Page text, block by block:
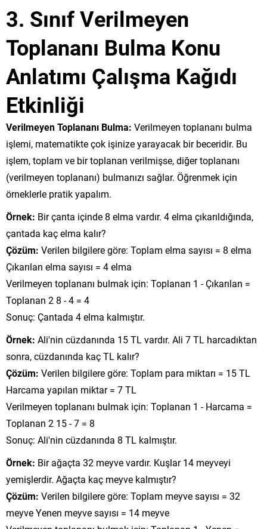
3. Sınıf Verilmeyen
Toplananı Bulma Konu
Anlatımı Çalışma Kağıdı
Etkinliği
Verilmeyen Toplananı Bulma: Verilmeyen toplananı bulma
işlemi, matematikte çok işinize yarayacak bir beceridir. Bu
işlem, toplam ve bir toplanan verilmişse, diğer toplananı
(verilmeyen toplananı) bulmanızı sağlar. Öğrenmek için
örneklerle pratik yapalım.
Örnek: Bir çanta içinde 8 elma vardır. 4 elma çıkarıldığında,
çantada kaç elma kalır?
Çözüm: Verilen bilgilere göre: Toplam elma sayısı = 8 elma
Çıkarılan elma sayısı = 4 elma
Verilmeyen toplananı bulmak için: Toplanan 1 - Çıkarılan =
Toplanan 2 8 - 4 = 4
Sonuç: Çantada 4 elma kalmıştır.
Örnek: Ali'nin cüzdanında 15 TL vardır. Ali 7 TL harcadıktan
sonra, cüzdanında kaç TL kalır?
Çözüm: Verilen bilgilere göre: Toplam para miktarı = 15 TL
Harcama yapılan miktar = 7 TL
Verilmeyen toplananı bulmak için: Toplanan 1 - Harcama =
Toplanan 2 15 - 7 = 8
Sonuç: Ali'nin cüzdanında 8 TL kalmıştır.
Örnek: Bir ağaçta 32 meyve vardır. Kuşlar 14 meyveyi
yemişlerdir. Ağaçta kaç meyve kalmıştır?
Çözüm: Verilen bilgilere göre: Toplam meyve sayısı = 32
meyve Yenen meyve sayısı = 14 meyve